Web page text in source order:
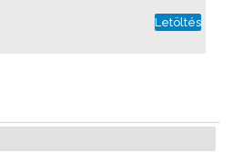
Letöltés